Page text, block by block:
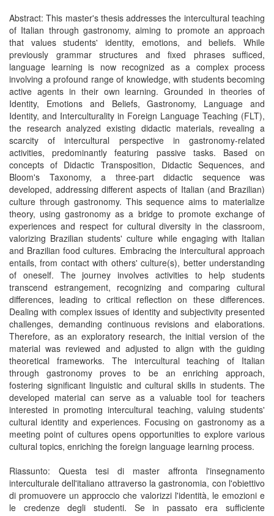
Abstract: This master's thesis addresses the intercultural teaching
of Italian through gastronomy, aiming to promote an approach
that values students' identity, emotions, and beliefs. While
previously grammar structures and fixed phrases sufficed,
language learning is now recognized as a complex process
involving a profound range of knowledge, with students becoming
active agents in their own learning. Grounded in theories of
Identity, Emotions and Beliefs, Gastronomy, Language and
Identity, and Interculturality in Foreign Language Teaching (FLT),
the research analyzed existing didactic materials, revealing a
scarcity of intercultural perspective in gastronomy-related
activities, predominantly featuring passive tasks. Based on
concepts of Didactic Transposition, Didactic Sequences, and
Bloom's Taxonomy, a three-part didactic sequence was
developed, addressing different aspects of Italian (and Brazilian)
culture through gastronomy. This sequence aims to materialize
theory, using gastronomy as a bridge to promote exchange of
experiences and respect for cultural diversity in the classroom,
valorizing Brazilian students' culture while engaging with Italian
and Brazilian food cultures. Embracing the intercultural approach
entails, from contact with others' culture(s), better understanding
of oneself. The journey involves activities to help students
transcend estrangement, recognizing and comparing cultural
differences, leading to critical reflection on these differences.
Dealing with complex issues of identity and subjectivity presented
challenges, demanding continuous revisions and elaborations.
Therefore, as an exploratory research, the initial version of the
material was reviewed and adjusted to align with the guiding
theoretical frameworks. The intercultural teaching of Italian
through gastronomy proves to be an enriching approach,
fostering significant linguistic and cultural skills in students. The
developed material can serve as a valuable tool for teachers
interested in promoting intercultural teaching, valuing students'
cultural identity and experiences. Focusing on gastronomy as a
meeting point of cultures opens opportunities to explore various
cultural topics, enriching the foreign language learning process.
Riassunto: Questa tesi di master affronta l'insegnamento
interculturale dell'italiano attraverso la gastronomia, con l'obiettivo
di promuovere un approccio che valorizzi l'identità, le emozioni e
le credenze degli studenti. Se in passato era sufficiente